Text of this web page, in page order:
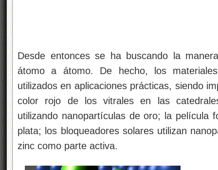
Desde entonces se ha buscando la
átomo a átomo. De hecho, los
utilizados en aplicaciones prácticas, siendo
color rojo de los vitrales en las
utilizando nanopartículas de oro; la película
plata; los bloqueadores solares utilizan
zinc como parte activa.